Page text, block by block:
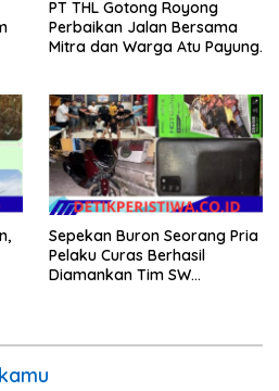
PT THL Gotong Royong
Perbaikan Jalan Bersama
Mitra dan Warga Atu Payung.
Sepekan Buron Seorang Pria
Pelaku Curas Berhasil
Diamankan Tim SW